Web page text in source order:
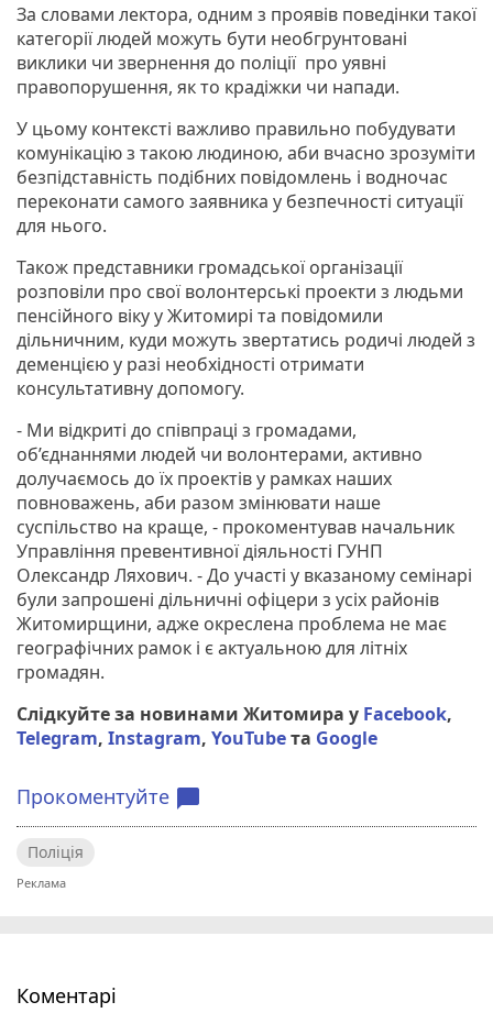
За словами лектора, одним з проявів поведінки такої
категорії людей можуть бути необгрунтовані
виклики чи звернення до поліції про уявні
правопорушення, як то крадіжки чи напади.
У цьому контексті важливо правильно побудувати
комунікацію з такою людиною, аби вчасно зрозуміти
безпідставність подібних повідомлень і водночас
переконати самого заявника у безпечності ситуації
для нього.
Також представники громадської організації
розповіли про свої волонтерські проекти з людьми
пенсійного віку у Житомирі та повідомили
дільничним, куди можуть звертатись родичі людей з
деменцією у разі необхідності отримати
консультативну допомогу.
- Ми відкриті до співпраці з громадами,
об’єднаннями людей чи волонтерами, активно
долучаємось до їх проектів у рамках наших
повноважень, аби разом змінювати наше
суспільство на краще, - прокоментував начальник
Управління превентивної діяльності ГУНП
Олександр Ляхович. - До участі у вказаному семінарі
були запрошені дільничні офіцери з усіх районів
Житомирщини, адже окреслена проблема не має
географічних рамок і є актуальною для літніх
громадян.
Слідкуйте за новинами Житомира у Facebook,
Telegram, Instagram, YouTubeта Google
Прокоментуйте chat_bubble
Поліція
Коментарі